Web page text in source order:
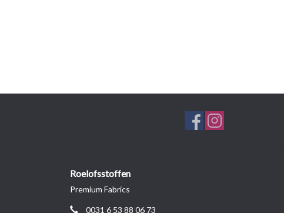
Roelofsstoffen
Premium Fabrics
0031 6 53 88 06 73